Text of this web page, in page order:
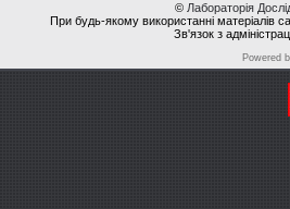
© Лабораторія
При будь-якому використанні матеріалів
Зв'язок з
Powered